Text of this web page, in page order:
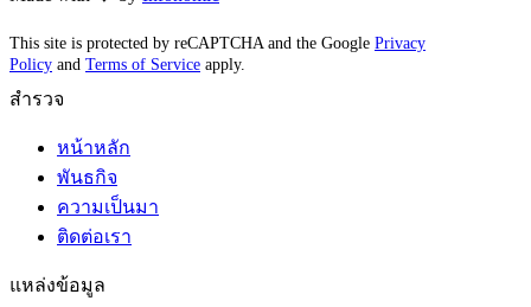
This site is protected by reCAPTCHA and the Google Privacy
Policy and Terms of Service apply.
สำรวจ
หน้าหลัก
พันธกิจ
ความเป็นมา
ติดต่อเรา
แหล่งข้อมูล